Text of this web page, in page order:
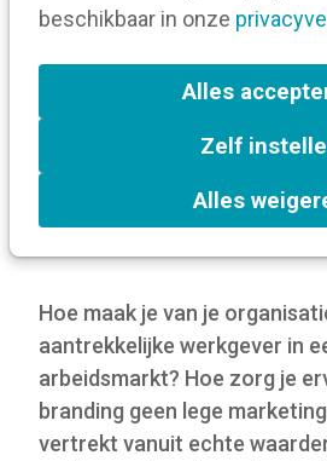
beschikbaar in onze
Alles
Zelf
Alles
binnenuit?
Hoe bouw je een
employer brand
binnenuit?
Hoe maak je van je
aantrekkelijke werkgever in
arbeidsmarkt? Hoe zorg je
branding geen lege
vertrekt vanuit echte